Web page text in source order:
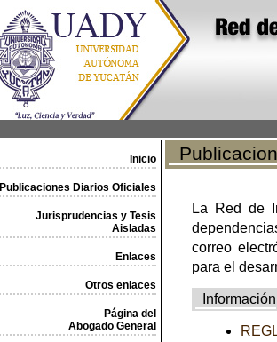
Inicio
Publicaciones Diarios Oficiales
Jurisprudencias y Tesis
Aisladas
Enlaces
Otros enlaces
Página del
Abogado General
La Red de
correo
para el
Información